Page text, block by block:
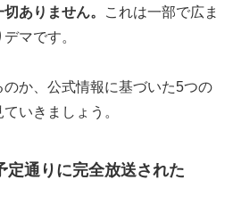
ありません。
これは一部で広ま
マです。
か、公式情報に基づいた5つの
いきましょう。
通りに完全放送された